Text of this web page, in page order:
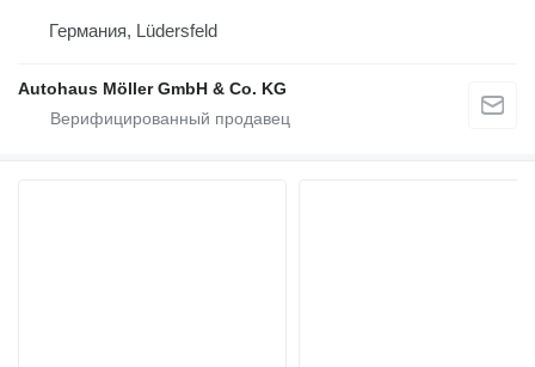
Германия, Lüdersfeld
Autohaus Möller GmbH & Co. KG